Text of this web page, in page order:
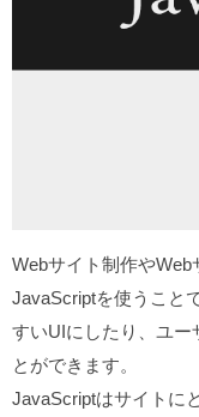
Webサイト制作やWeb
JavaScriptを使うこと
すいUIにしたり、ユー
とができます。
JavaScriptはサイトに